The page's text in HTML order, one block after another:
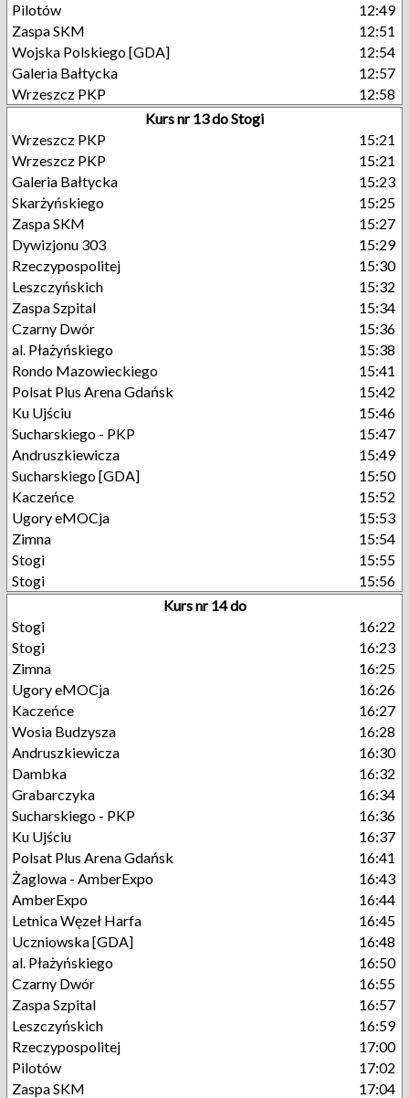
Pilotów
12:49
Zaspa SKM
12:51
Wojska Polskiego [GDA]
12:54
Galeria Bałtycka
12:57
Wrzeszcz PKP
12:58
Kurs nr 13 do Stogi
Wrzeszcz PKP
15:21
Wrzeszcz PKP
15:21
Galeria Bałtycka
15:23
Skarżyńskiego
15:25
Zaspa SKM
15:27
Dywizjonu 303
15:29
Rzeczypospolitej
15:30
Leszczyńskich
15:32
Zaspa Szpital
15:34
Czarny Dwór
15:36
al. Płażyńskiego
15:38
Rondo Mazowieckiego
15:41
Polsat Plus Arena Gdańsk
15:42
Ku Ujściu
15:46
Sucharskiego - PKP
15:47
Andruszkiewicza
15:49
Sucharskiego [GDA]
15:50
Kaczeńce
15:52
Ugory eMOCja
15:53
Zimna
15:54
Stogi
15:55
Stogi
15:56
Kurs nr 14 do
Stogi
16:22
Stogi
16:23
Zimna
16:25
Ugory eMOCja
16:26
Kaczeńce
16:27
Wosia Budzysza
16:28
Andruszkiewicza
16:30
Dambka
16:32
Grabarczyka
16:34
Sucharskiego - PKP
16:36
Ku Ujściu
16:37
Polsat Plus Arena Gdańsk
16:41
Żaglowa - AmberExpo
16:43
AmberExpo
16:44
Letnica Węzeł Harfa
16:45
Uczniowska [GDA]
16:48
al. Płażyńskiego
16:50
Czarny Dwór
16:55
Zaspa Szpital
16:57
Leszczyńskich
16:59
Rzeczypospolitej
17:00
Pilotów
17:02
Zaspa SKM
17:04